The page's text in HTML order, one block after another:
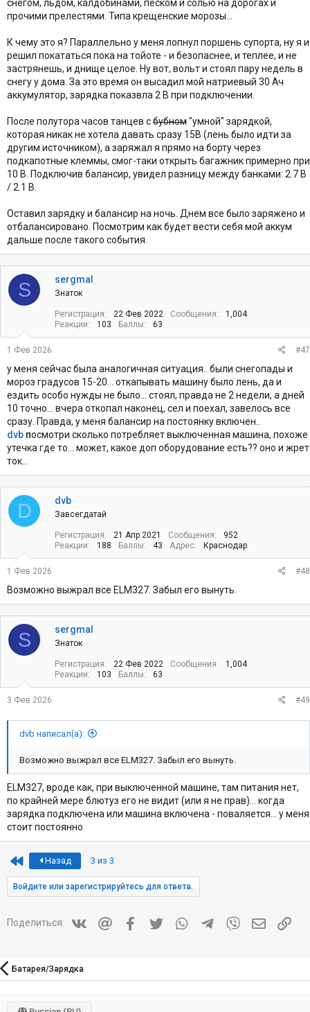
снегом, льдом, калдобинами, песком и солью на дорогах и
прочими прелестями. Типа крещенские морозы...
К чему это я? Параллельно у меня лопнул поршень супорта, ну я и
решил покататься пока на тойоте - и безопаснее, и теплее, и не
застрянешь, и днище целое. Ну вот, вольт и стоял пару недель в
снегу у дома. За это время он высадил мой натриевый 30 Ач
аккумулятор, зарядка показвла 2 В при подключении.
После полутора часов танцев сбубном"умной" зарядкой,
которая никак не хотела давать сразу 15В (лень было идти за
другим источником), а заряжал я прямо на борту через
подкапотные клеммы, смог-таки открыть багажник примерно при
10 В. Подключив балансир, увидел разницу между банками: 2.7 В
/ 2.1 В.
Оставил зарядку и балансир на ночь. Днем все было заряжено и
отбалансировано. Посмотрим как будет вести себя мой аккум
дальше после такого события.
S sergmal
Знаток
Регистрация 22 Фев 2022 Сообщения
1,004
Реакции
103 Баллы 63
1 Фев 2026 #47
у меня сейчас была аналогичная ситуация.. были снегопады и
мороз градусов 15-20... откапывать машину было лень, да и
ездить особо нужды не было... стоял, правда не 2 недели, а дней
10 точно... вчера откопал наконец, сел и поехал, завелось все
сразу. Правда, у меня балансир на постоянку включен..
dvb посмотри сколько потребляет выключенная машина, похоже
утечка где то... может, какое доп оборудование есть?? оно и жрет
ток...
D dvb
Завсегдатай
Регистрация 21 Апр 2021 Сообщения
952
Реакции
188 Баллы 43 Адрес Краснодар
1 Фев 2026 #48
Возможно выжрал все ELM327. Забыл его вынуть.
S sergmal
Знаток
Регистрация 22 Фев 2022 Сообщения
1,004
Реакции
103 Баллы 63
3 Фев 2026 #49
dvb написал(а):
Возможно выжрал все ELM327. Забыл его вынуть.
ELM327, вроде как, при выключенной машине, там питания нет,
по крайней мере блютуз его не видит (или я не прав)... когда
зарядка подключена или машина включена - поваляется... у меня
стоит постоянно
First Назад 3 из 3
Войдите или зарегистрируйтесь для ответа.
Поделиться: Vkontakte
Mail.ru Facebook
TwitterWhatsAppTelegram
Viber
Батарея/Зарядка